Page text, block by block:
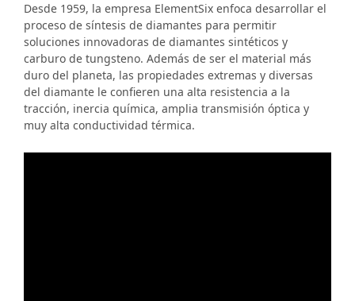
Desde 1959, la empresa ElementSix enfoca desarrollar el
proceso de síntesis de diamantes para permitir
soluciones innovadoras de diamantes sintéticos y
carburo de tungsteno. Además de ser el material más
duro del planeta, las propiedades extremas y diversas
del diamante le confieren una alta resistencia a la
tracción, inercia química, amplia transmisión óptica y
muy alta conductividad térmica.